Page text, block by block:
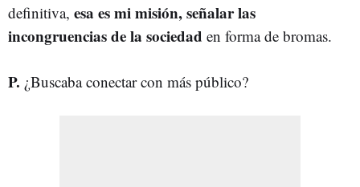
definitiva, esa es mi misión, señalar las
incongruencias de la sociedad en forma de bromas.
P. ¿Buscaba conectar con más público?